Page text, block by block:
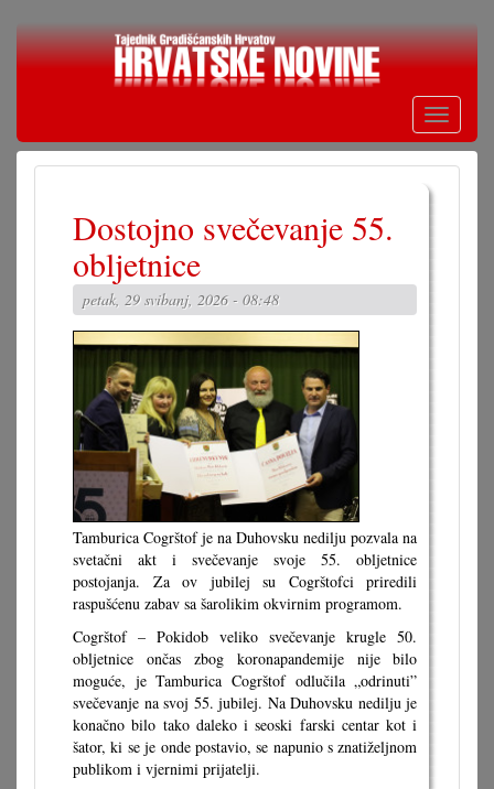
Skoči
Toggle
Dostojno svečevanje 55.
obljetnice
petak, 29 svibanj, 2026 - 08:48
Tamburica Cogrštof je na Duhovsku nedilju pozvala na
svetačni akt i svečevanje svoje 55. obljetnice
postojanja. Za ov jubilej su Cogrštofci priredili
raspušćenu zabav sa šarolikim okvirnim programom.
Cogrštof – Pokidob veliko svečevanje krugle 50.
obljetnice ončas zbog koronapandemije nije bilo
moguće, je Tamburica Cogrštof odlučila „odrinuti”
svečevanje na svoj 55. jubilej. Na Duhovsku nedilju je
konačno bilo tako daleko i seoski farski centar kot i
šator, ki se je onde postavio, se napunio s znatiželjnom
publikom i vjernimi prijatelji.